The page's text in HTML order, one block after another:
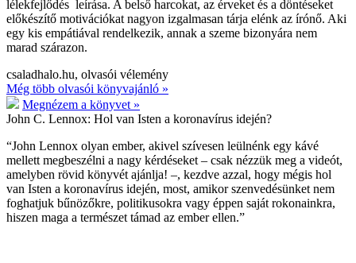
lélekfejlődés leírása. A belső harcokat, az érveket és a döntéseket
előkészítő motivációkat nagyon izgalmasan tárja elénk az írónő. Aki
egy kis empátiával rendelkezik, annak a szeme bizonyára nem
marad szárazon.
csaladhalo.hu, olvasói vélemény
Még több olvasói könyvajánló »
Megnézem a könyvet »
John C. Lennox: Hol van Isten a koronavírus idején?
“John Lennox olyan ember, akivel szívesen leülnénk egy kávé
mellett megbeszélni a nagy kérdéseket – csak nézzük meg a videót,
amelyben rövid könyvét ajánlja! –, kezdve azzal, hogy mégis hol
van Isten a koronavírus idején, most, amikor szenvedésünket nem
foghatjuk bűnözőkre, politikusokra vagy éppen saját rokonainkra,
hiszen maga a természet támad az ember ellen.”